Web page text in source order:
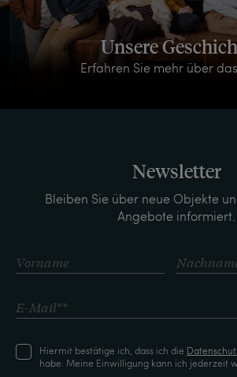
Unsere
Erfahren Sie mehr über
Newsletter
Bleiben Sie über neue Objekte
Angebote informiert.
Hiermit bestätige ich, dass ich die
habe. Meine Einwilligung kann ich jederzeit